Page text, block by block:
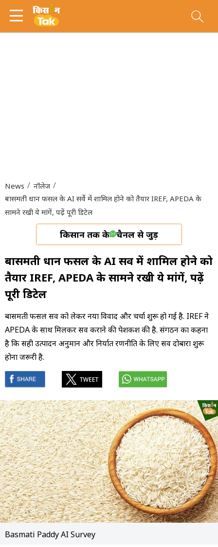
News
नॉलेज
बासमती धान फसल के AI सर्वे में शामिल होने को तैयार IREF, APEDA के
सामने रखी ये मांगें, पढ़ें पूरी डिटेल
किसान तक के चैनल से जुड़ें
बासमती धान फसल के AI सर्वे में शामिल होने को
तैयार IREF, APEDA के सामने रखी ये मांगें, पढ़ें
पूरी डिटेल
बासमती फसल सर्वे को लेकर नया विवाद और चर्चा शुरू हो गई है. IREF ने
APEDA के साथ मिलकर सर्वे कराने की पेशकश की है. संगठन का कहना
है कि सही उत्पादन अनुमान और निर्यात रणनीति के लिए सर्वे दोबारा शुरू
होना जरूरी है.
Basmati Paddy AI Survey